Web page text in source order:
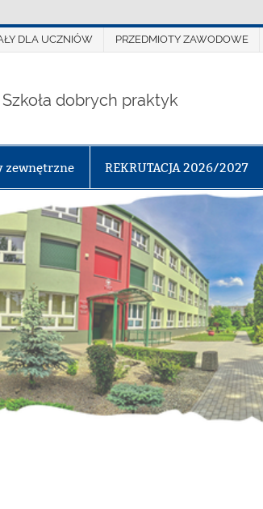
DLA UCZNIÓW PRZEDMIOTY ZAWODOWE
Szkoła dobrych praktyk
zewnętrzne REKRUTACJA 2026/2027